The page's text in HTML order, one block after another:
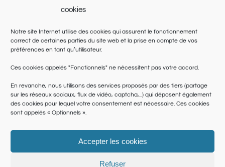
cookies
Notre site Internet utilise des cookies qui assurent le fonctionnement
correct de certaines parties du site web et la prise en compte de vos
préférences en tant qu’utilisateur.
Ces cookies appelés "Fonctionnels" ne nécessitent pas votre accord.
En revanche, nous utilisons des services proposés par des tiers (partage
sur les réseaux sociaux, flux de vidéo, captcha,...) qui déposent également
des cookies pour lequel votre consentement est nécessaire. Ces cookies
sont appelés « Optionnels ».
Accepter les cookies
Refuser
Conditions générales